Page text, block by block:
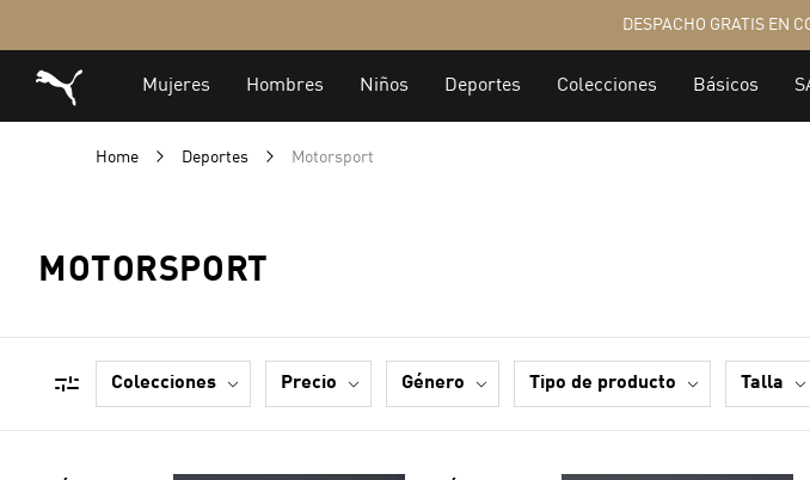
Home Deportes Motorsport
MOTORSPORT
colecciones precio género tipo de producto talla